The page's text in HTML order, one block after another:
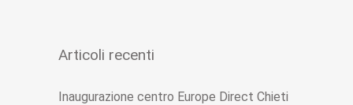
Articoli recenti
Inaugurazione centro Europe Direct Chieti